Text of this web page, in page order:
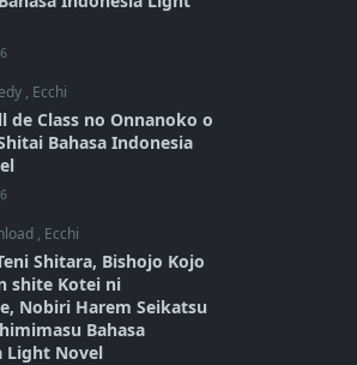
, Ecchi
de Class no Onnanoko o
Bahasa Indonesia
, Ecchi
Shitara, Bishojo Kojo
shite Kotei ni
Nobiri Harem Seikatsu
Bahasa
Light Novel